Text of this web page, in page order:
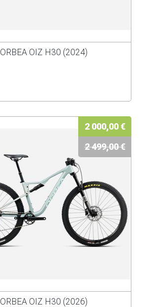
ORBEA OIZ H30 (2024)
2 000,00 €
2 499,00 €
ORBEA OIZ H30 (2026)